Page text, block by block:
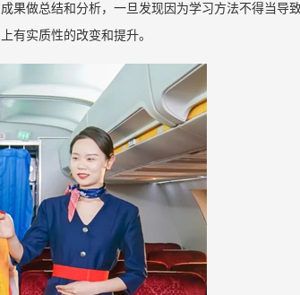
果做总结和分析，一旦发现因为学习方法不得当导
有实质性的改变和提升。